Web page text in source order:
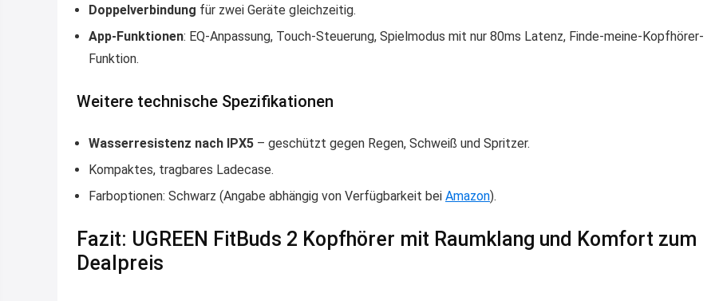
Doppelverbindung für zwei Geräte gleichzeitig.
App-Funktionen: EQ-Anpassung, Touch-Steuerung, Spielmodus mit nur 80ms Latenz, Finde-meine-Kopfhörer-
Funktion.
Weitere technische Spezifikationen
Wasserresistenz nach IPX5 – geschützt gegen Regen, Schweiß und Spritzer.
Kompaktes, tragbares Ladecase.
Farboptionen: Schwarz (Angabe abhängig von Verfügbarkeit bei Amazon).
Fazit: UGREEN FitBuds 2 Kopfhörer mit Raumklang und Komfort zum
Dealpreis